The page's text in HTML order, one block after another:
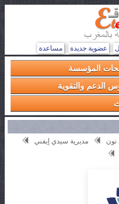
عضوية جديدة مساعدة
المؤسسة
الدعم والتقوية
نون
مديرية سيدي إيفني